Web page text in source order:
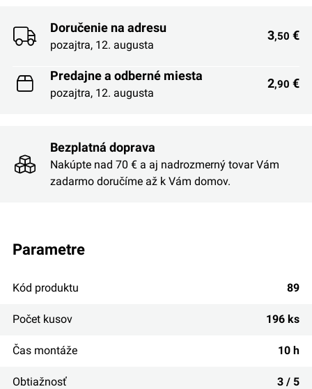
Doručenie na adresu
pozajtra, 12. augusta
3,50 €
Predajne a odberné miesta
pozajtra, 12. augusta
2,90 €
Bezplatná doprava
Nakúpte nad 70 € a aj nadrozmerný tovar Vám
zadarmo doručíme až k Vám domov.
parametre
Kód produktu 89
Počet kusov 196 ks
Čas montáže 10 h
Obtiažnosť 3 / 5